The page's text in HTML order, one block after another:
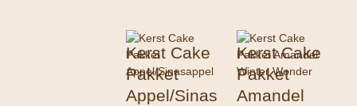
Kerst Cake
Pakket
Appel/Sinas
Kerst Cake
Pakket
Amandel